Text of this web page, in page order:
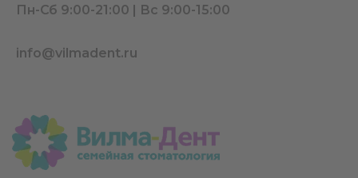
Пн-Сб 9:00-21:00 | Вс 9:00-15:00
info@vilmadent.ru